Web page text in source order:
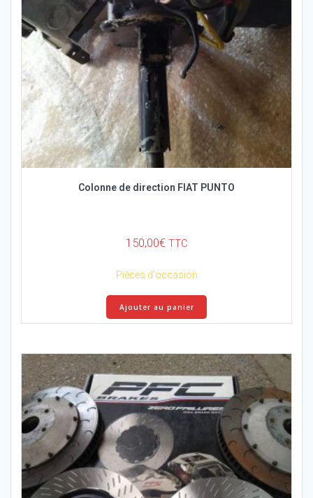
Colonne de direction FIAT PUNTO
150,00€ TTC
Pièces d'occasion
Ajouter au panier